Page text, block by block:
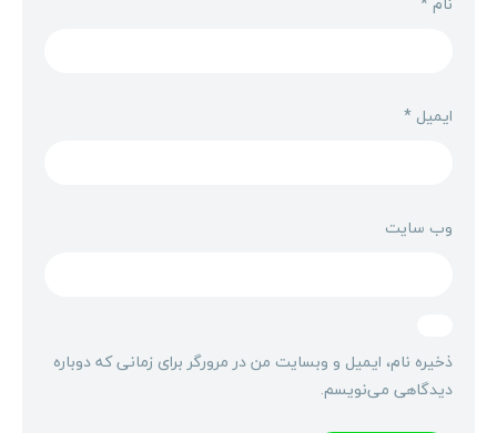
ایمیل *
وب‌ سایت
ذخیره نام، ایمیل و وبسایت من در مرورگر برای زمانی که دوباره
دیدگاهی می‌نویسم.